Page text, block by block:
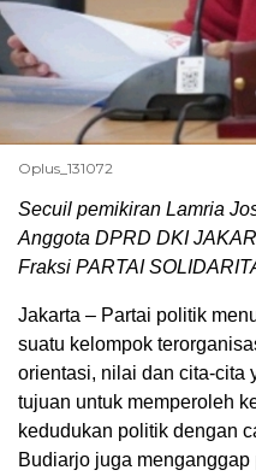
Oplus_131072
Secuil pemikiran Lamria
Anggota DPRD DKI
Fraksi PARTAI
Jakarta – Partai politik
suatu kelompok
orientasi, nilai dan cita-cita
tujuan untuk memperoleh
kedudukan politik dengan
Budiarjo juga